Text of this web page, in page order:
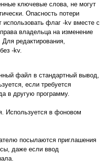
ключевые слова, не могут
Опасность потери
флаг -kv вместе с
владельца на изменение
редактирования,
-kv.
файл в стандартный вывод,
если требуется
в другую программу.
Используется в фоновом
посылаются приглашения
даже если ввод